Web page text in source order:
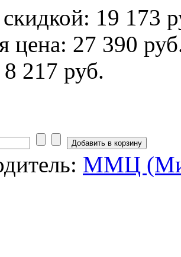
19 173
цена: 27 390
8 217 руб.
ММЦ